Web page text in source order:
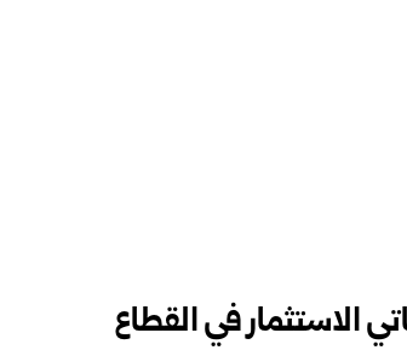
الاستثمار في القطاع